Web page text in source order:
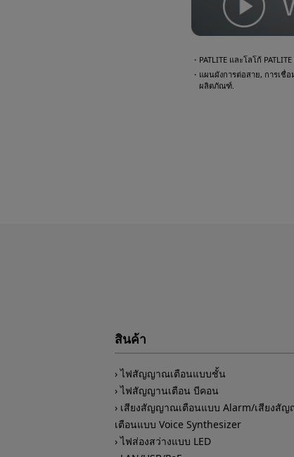
・PATLITE และโลโก้
・แผนผังการต่อสาย, การเชื่
ผลิตภัณฑ์.
สินค้า
ไฟสัญญาณเตือนแบบชั้น
ไฟสัญญานเตือน บีคอน
เสียงสัญญาณเตือนแบบ Alarm/เสียงสั
เตือนแบบ Voice Synthesizer
ไฟส่องสว่างแบบ LED